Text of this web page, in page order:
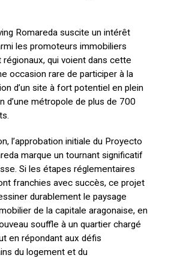
Romareda suscite un intérêt
les promoteurs immobiliers
régionaux, qui voient dans cette
occasion rare de participer à la
d’un site à fort potentiel en plein
d’une métropole de plus de 700
l’approbation initiale du Proyecto
marque un tournant significatif
Si les étapes réglementaires
franchies avec succès, ce projet
durablement le paysage
de la capitale aragonaise, en
souffle à un quartier chargé
en répondant aux défis
du logement et du